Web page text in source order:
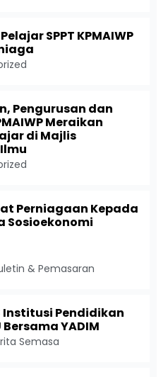
SPPT KPMAIWP
Pengurusan dan
Meraikan
di Majlis
Perniagaan Kepada
Sosioekonomi
& Pemasaran
Institusi Pendidikan
YADIM
Semasa